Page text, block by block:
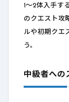
1〜2体入手す
のクエスト攻
ルや初期クエ
う。
中級者への